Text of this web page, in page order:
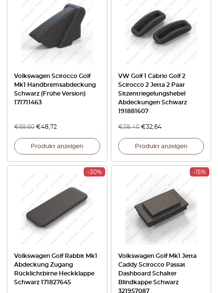
Volkswagen Scirocco Golf
Mk1 Handbremsabdeckung
Schwarz (Frühe Version)
171711463
€69,60 €48,72
Produkt anzeigen
VW Golf 1 Cabrio Golf 2
Scirocco 2 Jetta 2 Paar
Sitzentriegelungshebel
Abdeckungen Schwarz
191881607
€38,40 €32,64
Produkt anzeigen
-30%
Volkswagen Golf Rabbit Mk1
Abdeckung Zugang
Rücklichtbirne Heckklappe
Schwarz 171827645
-15%
Volkswagen Golf Mk1 Jetta
Caddy Scirocco Passat
Dashboard Schalter
Blindkappe Schwarz
321957087